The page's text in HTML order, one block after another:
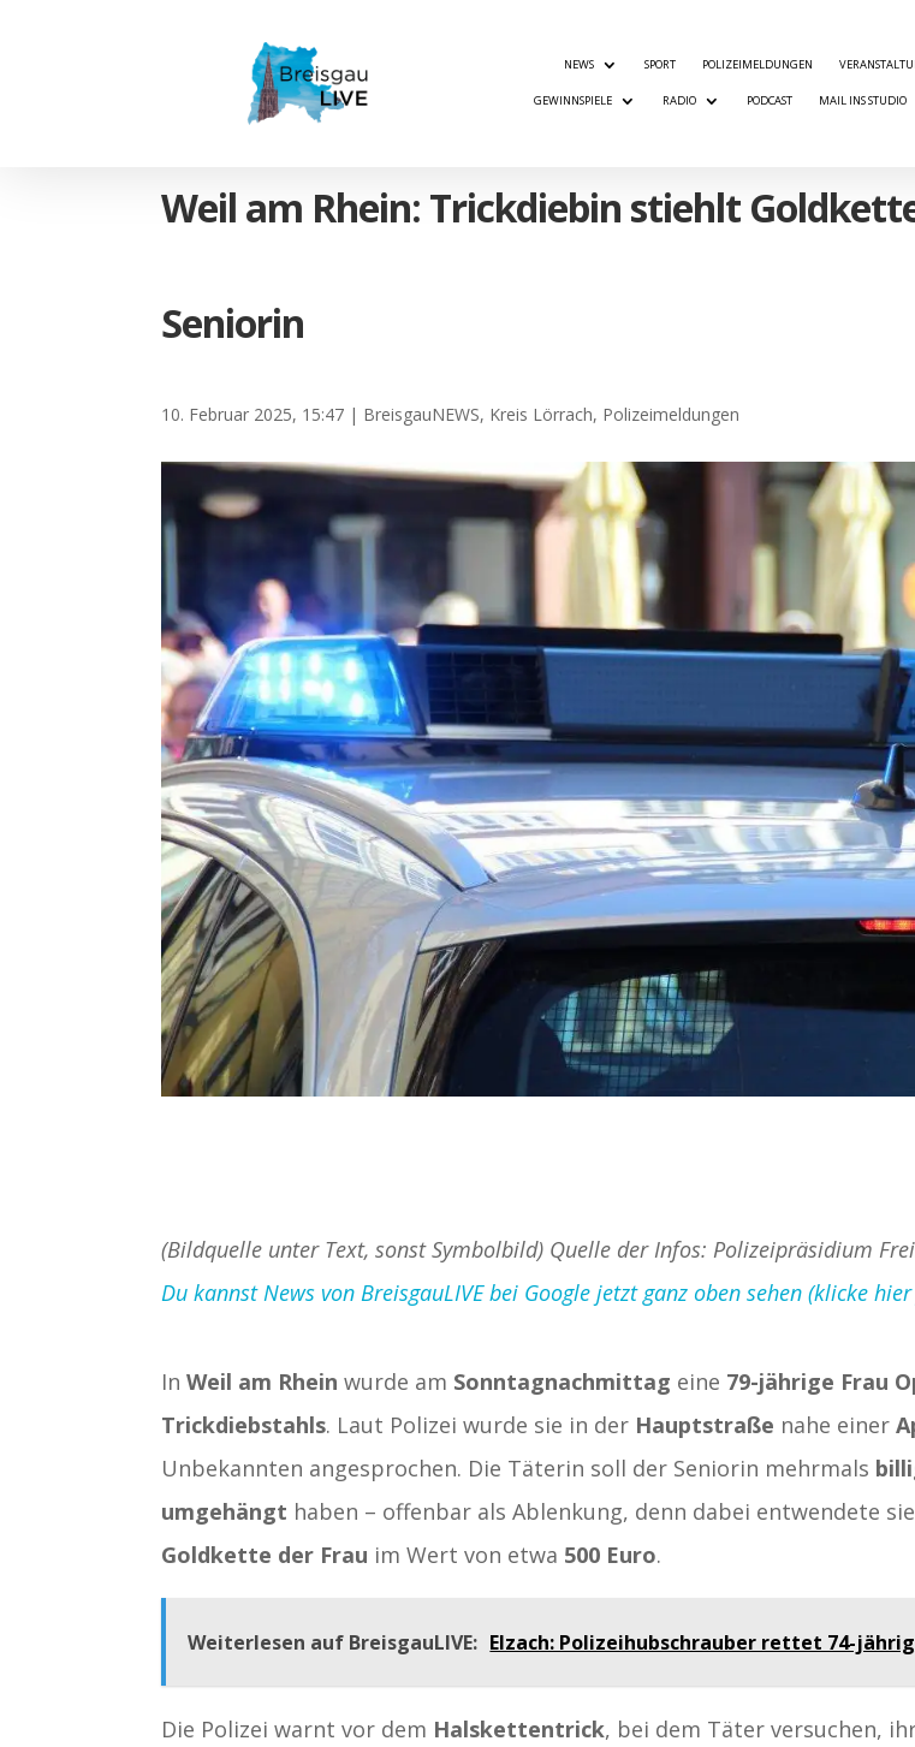
NEWS SPORT POLIZEIMELDUNGEN
GEWINNSPIELE RADIO PODCAST MAIL INS STUDIO
Weil am Rhein: Trickdiebin stiehlt
Seniorin
10. Februar 2025, 15:47 | BreisgauNEWS, Kreis Lörrach, Polizeimeldungen
(Bildquelle unter Text, sonst Symbolbild) Quelle der Infos: Polizeipräsidium
Du kannst News von BreisgauLIVE bei Google jetzt ganz oben sehen (klicke
InWeil am Rhein wurde am Sonntagnachmittag eine 79-jährige Frau
Trickdiebstahls. Laut Polizei wurde sie in der Hauptstraße nahe einer
Unbekannten angesprochen. Die Täterin soll der Seniorin mehrmals
umgehängt haben – offenbar als Ablenkung, denn dabei entwendete
Goldkette der Frau im Wert von etwa 500 Euro.
Weiterlesen auf BreisgauLIVE: Elzach: Polizeihubschrauber rettet 74-
Die Polizei warnt vor dem Halskettentrick, bei dem Täter versuchen,